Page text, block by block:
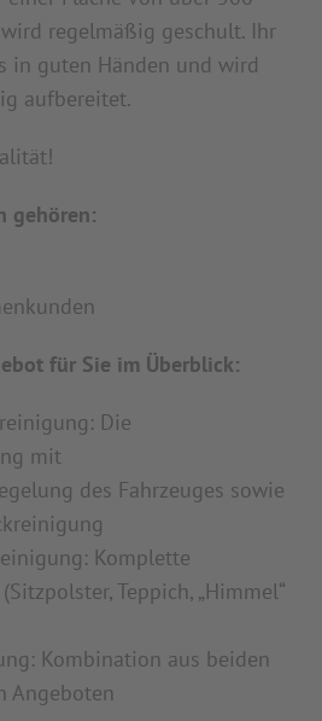
wird regelmäßig geschult. Ihr
in guten Händen und wird
aufbereitet.
gehören:
für Sie im Überblick:
Die
mit
des Fahrzeuges sowie
Komplette
Teppich, „Himmel“
Kombination aus beiden
Angeboten